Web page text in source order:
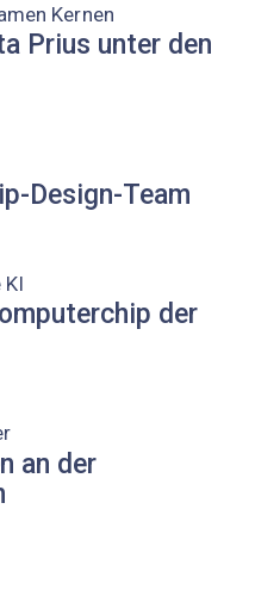
Kernen
Prius unter den
Design-Team
der
an der